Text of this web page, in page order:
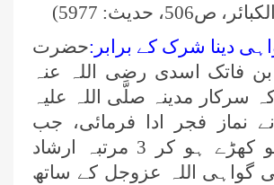
ص506، حدیث: 5977)
حضرت
بن فاتک اسدی رضی اللہ عنہ
سرکار مدینہ صلَّی اللہ علیہ
نماز فجر ادا فرمائی، جب
فارغ ہوئے تو کھڑے ہو کر 3 مرتبہ ارشاد
گواہی اللہ عزوجل کے ساتھ